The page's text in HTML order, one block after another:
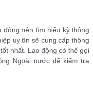
động nên tìm hiểu kỹ thông
uy tín sẽ cung cấp thông
nhất. Lao động có thể gọi
Ngoài nước để kiểm tra